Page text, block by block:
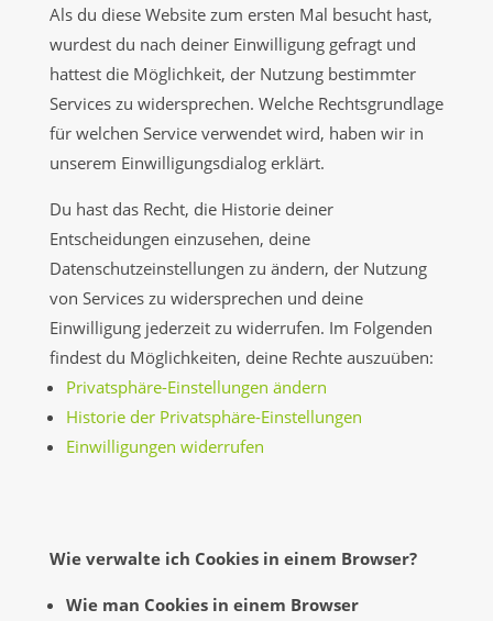
Als du diese Website zum ersten Mal besucht hast,
wurdest du nach deiner Einwilligung gefragt und
hattest die Möglichkeit, der Nutzung bestimmter
Services zu widersprechen. Welche Rechtsgrundlage
für welchen Service verwendet wird, haben wir in
unserem Einwilligungsdialog erklärt.
Du hast das Recht, die Historie deiner
Entscheidungen einzusehen, deine
Datenschutzeinstellungen zu ändern, der Nutzung
von Services zu widersprechen und deine
Einwilligung jederzeit zu widerrufen. Im Folgenden
findest du Möglichkeiten, deine Rechte auszuüben:
Privatsphäre-Einstellungen ändern
Historie der Privatsphäre-Einstellungen
Einwilligungen widerrufen
Wie verwalte ich Cookies in einem Browser?
Wie man Cookies in einem Browser